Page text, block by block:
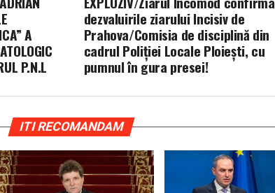
dezvaluirile ziarului Incisiv de
Prahova/Comisia de disciplină din
cadrul Poliției Locale Ploiești, cu
pumnul în gura presei!
A
P.N.L
ITI RECOMANDAM